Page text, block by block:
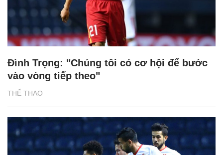
THỂ THAO
Đình Trọng: "Chúng tôi có cơ hội để bước
vào vòng tiếp theo"